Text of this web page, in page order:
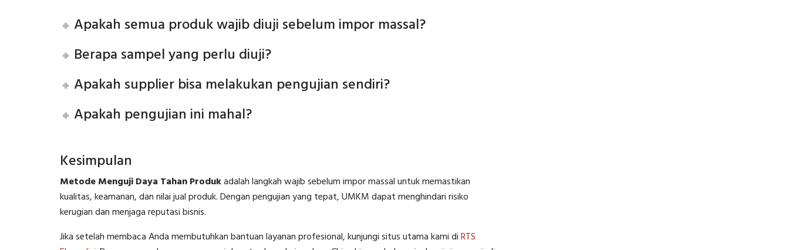
Apakah semua produk wajib diuji sebelum impor massal?
Berapa sampel yang perlu diuji?
Apakah supplier bisa melakukan pengujian sendiri?
Apakah pengujian ini mahal?
Kesimpulan
Metode Menguji Daya Tahan Produkadalah langkah wajib sebelum impor massal untuk memastikan
kualitas, keamanan, dan nilai jual produk. Dengan pengujian yang tepat, UMKM dapat menghindari risiko
kerugian dan menjaga reputasi bisnis.
Jika setelah membaca Anda membutuhkan bantuan layanan profesional, kunjungi situs utama kami diRTS